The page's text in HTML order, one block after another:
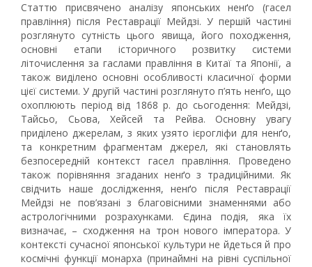
Статтю присвячено аналізу японських ненґо (гасел
правління) після Реставрації Мейдзі. У першій частині
розглянуто сутність цього явища, його походження,
основні етапи історичного розвитку системи
літочислення за гаслами правління в Китаї та Японії, а
також виділено основні особливості класичної форми
цієї системи. У другій частині розглянуто п’ять ненґо, що
охоплюють період від 1868 р. до сьогодення: Мейдзі,
Тайсьо, Сьова, Хейсей та Рейва. Основну увагу
приділено джерелам, з яких узято ієрогліфи для ненґо,
та конкретним фрагментам джерел, які становлять
безпосередній контекст гасел правління. Проведено
також порівняння згаданих ненґо з традиційними. Як
свідчить наше дослідження, ненґо після Реставрації
Мейдзі не пов’язані з благовісними знаменнями або
астрологічними розрахунками. Єдина подія, яка їх
визначає, – сходження на трон нового імператора. У
контексті сучасної японської культури не йдеться й про
космічні функції монарха (принаймні на рівні суспільної